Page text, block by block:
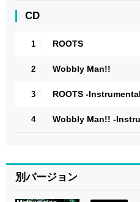
CD
1 ROOTS
2 Wobbly Man!!
3 ROOTS -
4 Wobbly Man!! -
別バージョン